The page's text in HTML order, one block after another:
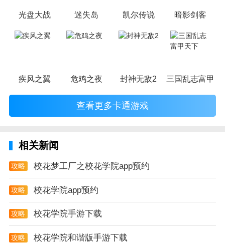
光盘大战 迷失岛 凯尔传说 暗影剑客
疾风之翼 危鸡之夜 封神无敌2 三国乱志富甲天
查看更多卡通游戏
相关新闻
攻略 校花梦工厂之校花学院app预约
攻略 校花学院app预约
攻略 校花学院手游下载
攻略 校花学院和谐版手游下载